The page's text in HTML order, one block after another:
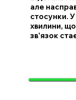
але
стосунки.
хвилини,
зв'язок